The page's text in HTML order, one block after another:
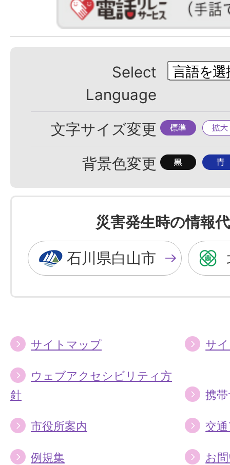
Select
Language
文字サイズ変更 標
準
拡
大
背景色変更 背
色
を
黒
色
に
背
色
を
青
色
に
災害発生時の情報
石川県白山市
サイトマップ サ
ウェブアクセシビリティ方
針
携
市役所案内 交
例規集 お